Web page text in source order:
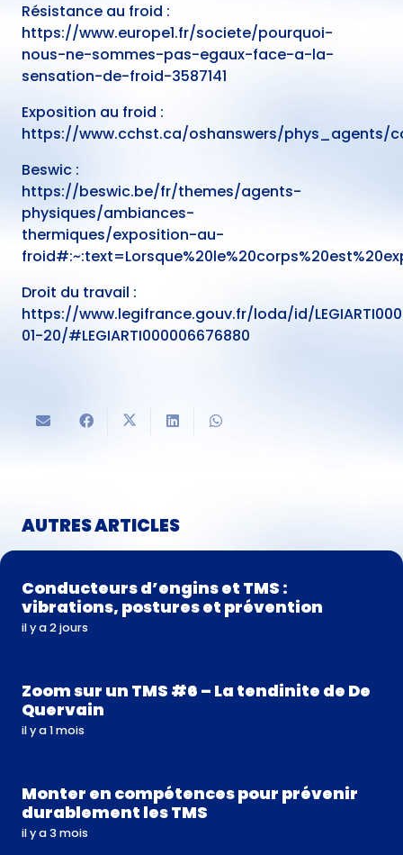
Résistance au froid :
https://www.europe1.fr/societe/pourquoi-
nous-ne-sommes-pas-egaux-face-a-la-
sensation-de-froid-3587141
Exposition au froid :
https://www.cchst.ca/oshanswers/phys_agents/
Beswic :
https://beswic.be/fr/themes/agents-
physiques/ambiances-
thermiques/exposition-au-
Droit du travail :
https://www.legifrance.gouv.fr/loda/id/
01-20/#LEGIARTI000006676880
AUTRES ARTICLES
Conducteurs d’engins et TMS :
vibrations, postures et prévention
il y a 2 jours
Zoom sur un TMS #6 – La tendinite de De
Quervain
il y a 1 mois
Monter en compétences pour prévenir
durablement les TMS
il y a 3 mois